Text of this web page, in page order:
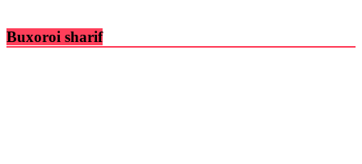
Buxoroi sharif